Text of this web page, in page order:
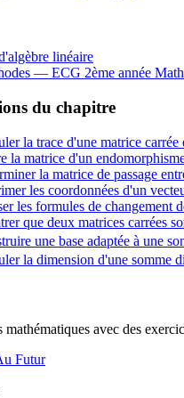
linéaire
— ECG 2ème année
du chapitre
la trace d'une matrice
la matrice d'un
la matrice de passage
les coordonnées d'un
les formules de changement
que deux matrices carrées
une base adaptée à une
la dimension d'une somme
avec des
Futur